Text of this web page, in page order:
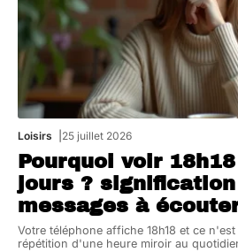
Loisirs 25 juillet 2026
Pourquoi voir
jours ?
messages à
Votre téléphone affiche 18h18 et ce
répétition d'une heure miroir au